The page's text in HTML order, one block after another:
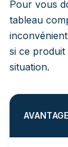
Pour vous
tableau
si ce
situation.